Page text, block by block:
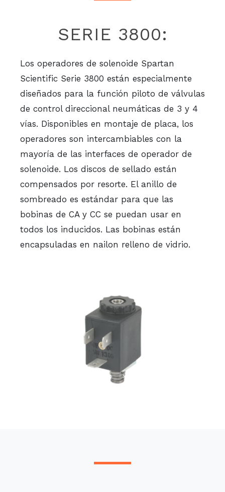
SERIE 3800:
Los operadores de solenoide Spartan
Scientific Serie 3800 están especialmente
diseñados para la función piloto de válvulas
de control direccional neumáticas de 3 y 4
vías. Disponibles en montaje de placa, los
operadores son intercambiables con la
mayoría de las interfaces de operador de
solenoide. Los discos de sellado están
compensados por resorte. El anillo de
sombreado es estándar para que las
bobinas de CA y CC se puedan usar en
todos los inducidos. Las bobinas están
encapsuladas en nailon relleno de vidrio.